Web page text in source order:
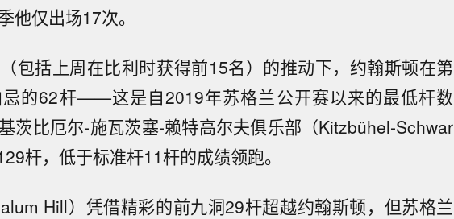
仅出场17次。
包括上周在比利时获得前15名）的推动下，约翰斯顿在第
忌的62杆——这是自2019年苏格兰公开赛以来的最低杆数
比厄尔-施瓦茨塞-赖特高尔夫俱乐部（Kitzbühel-Schwar
杆，低于标准杆11杆的成绩领跑。
Hill）凭借精彩的前九洞29杆超越约翰斯顿，但苏格兰